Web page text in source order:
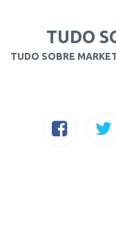
TUDO
TUDO SOBRE